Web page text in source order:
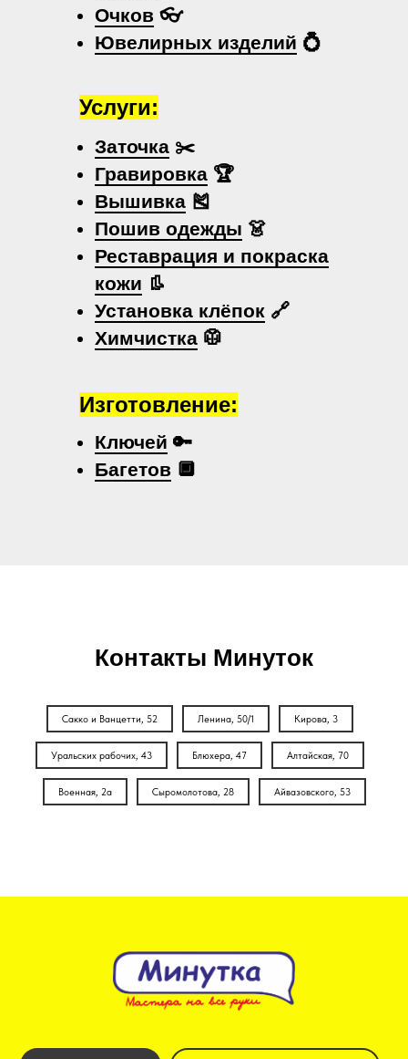
Очков 👓
Ювелирных изделий 💍
Заточка ✂️
Гравировка 🏆
Вышивка 🎽
Пошив одежды 👗
Реставрация и покраска
кожи 👢
Установка клёпок 🔗
Химчистка 🥼
Ключей 🔑
Багетов 🔲
Услуги:
Изготовление:
Контакты Минуток
Сакко и Ванцетти, 52 Ленина, 50/1 Кирова, 3
Уральских рабочих, 43 Блюхера, 47 Алтайская, 70
Военная, 2а Сыромолотова, 28 Айвазовского, 53